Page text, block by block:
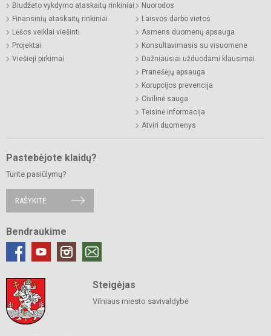
Biudžeto vykdymo ataskaitų rinkiniai
Finansinių ataskaitų rinkiniai
Lėšos veiklai viešinti
Projektai
Viešieji pirkimai
Nuorodos
Laisvos darbo vietos
Asmens duomenų apsauga
Konsultavimasis su visuomene
Dažniausiai užduodami klausimai
Pranešėjų apsauga
Korupcijos prevencija
Civilinė sauga
Teisinė informacija
Atviri duomenys
Pastebėjote klaidų?
Turite pasiūlymų?
RAŠYKITE
Bendraukime
Steigėjas
Vilniaus miesto savivaldybė